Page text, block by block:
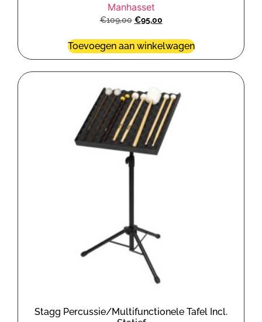
Manhasset
€109,00 €95,00
Toevoegen aan winkelwagen
Stagg Percussie/Multifunctionele Tafel Incl.